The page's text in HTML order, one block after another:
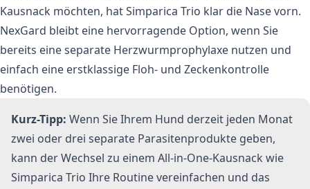
Kausnack möchten, hat Simparica Trio klar die Nase vorn.
NexGard bleibt eine hervorragende Option, wenn Sie
bereits eine separate Herzwurmprophylaxe nutzen und
einfach eine erstklassige Floh- und Zeckenkontrolle
benötigen.
Kurz-Tipp: Wenn Sie Ihrem Hund derzeit jeden Monat
zwei oder drei separate Parasitenprodukte geben,
kann der Wechsel zu einem All-in-One-Kausnack wie
Simparica Trio Ihre Routine vereinfachen und das